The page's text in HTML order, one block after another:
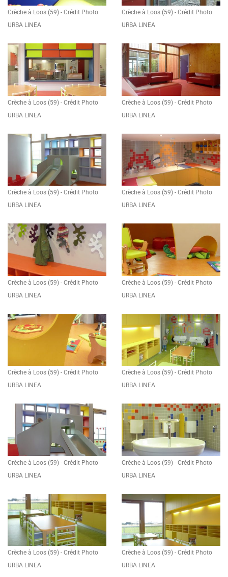
Crèche à Loos (59) - Crédit Photo
URBA LINEA
Crèche à Loos (59) - Crédit Photo
URBA LINEA
Crèche à Loos (59) - Crédit Photo
URBA LINEA
Crèche à Loos (59) - Crédit Photo
URBA LINEA
Crèche à Loos (59) - Crédit Photo
URBA LINEA
Crèche à Loos (59) - Crédit Photo
URBA LINEA
Crèche à Loos (59) - Crédit Photo
URBA LINEA
Crèche à Loos (59) - Crédit Photo
URBA LINEA
Crèche à Loos (59) - Crédit Photo
URBA LINEA
Crèche à Loos (59) - Crédit Photo
URBA LINEA
Crèche à Loos (59) - Crédit Photo
URBA LINEA
Crèche à Loos (59) - Crédit Photo
URBA LINEA
Crèche à Loos (59) - Crédit Photo
URBA LINEA
Crèche à Loos (59) - Crédit Photo
URBA LINEA